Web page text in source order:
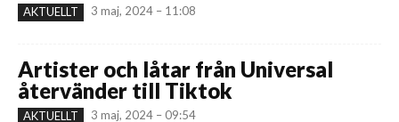
AKTUELLT 3 maj, 2024 – 11:08
Artister och låtar från Universal
återvänder till Tiktok
AKTUELLT 3 maj, 2024 – 09:54